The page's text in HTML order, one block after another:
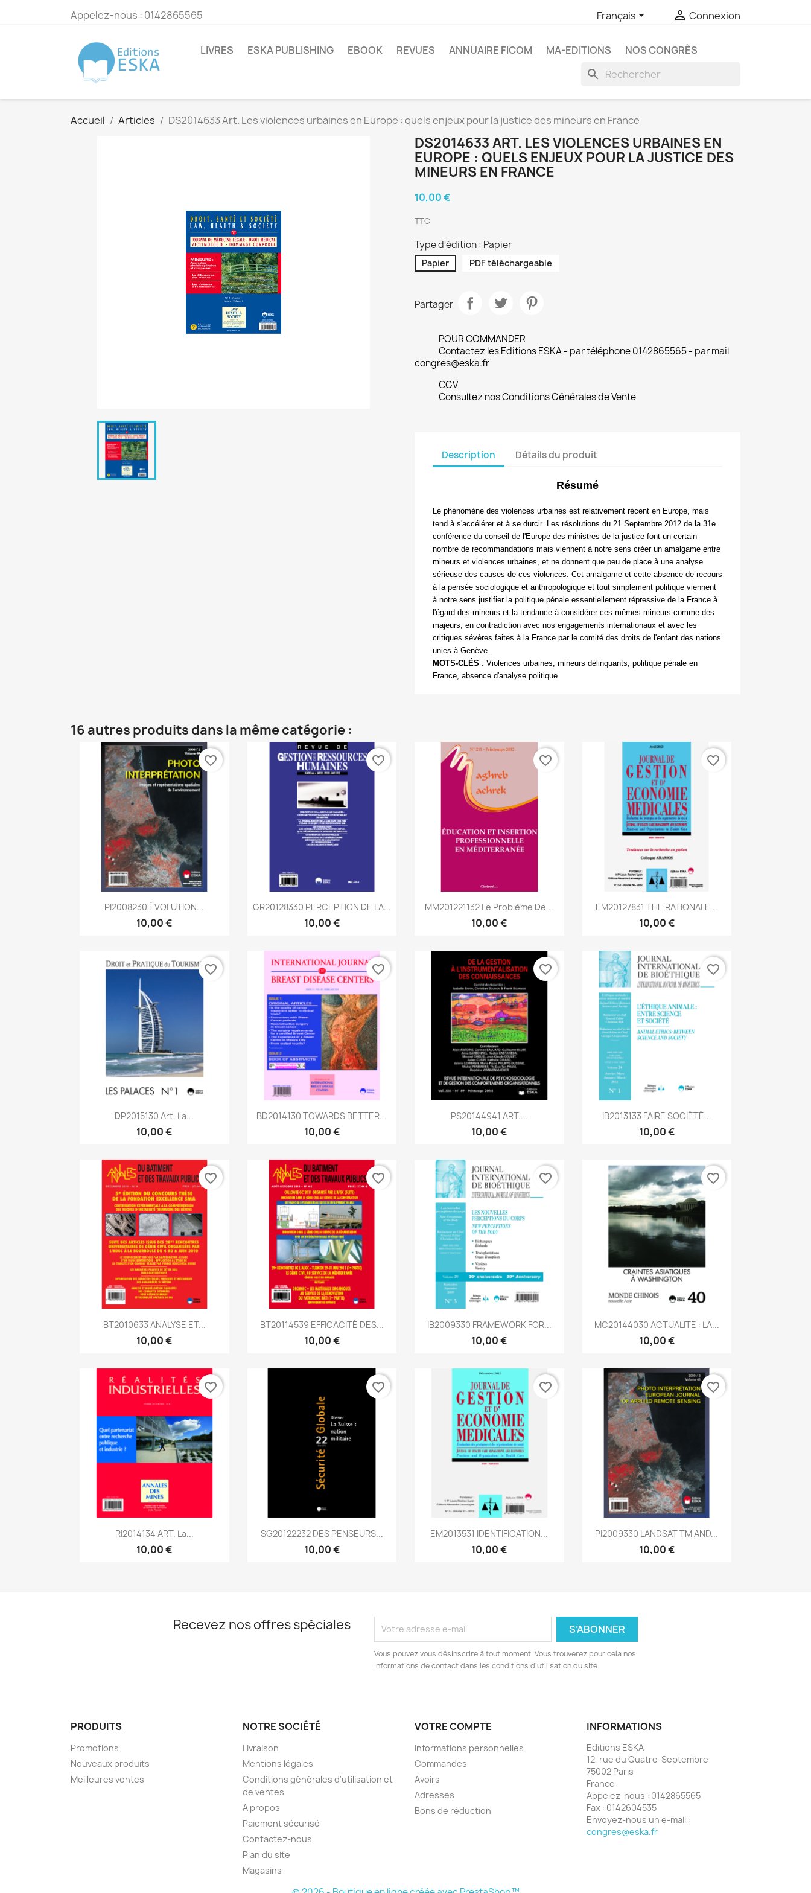
Appelez-nous : 0142865565 Français  Connexion
LIVRES ESKA PUBLISHING EBOOK REVUES ANNUAIRE FICOM MA-EDITIONS NOS CONGRÈS
search
Accueil Articles DS2014633 Art. Les violences urbaines en Europe : quels enjeux pour la justice des mineurs en France
DS2014633 ART. LES VIOLENCES URBAINES EN
EUROPE : QUELS ENJEUX POUR LA JUSTICE DES
MINEURS EN FRANCE
10,00 €
TTC
Type d'édition : Papier
Papier PDF téléchargeable
Partager
POUR COMMANDER
Contactez les Editions ESKA - par téléphone 0142865565 - par mail
congres@eska.fr
CGV
Consultez nos Conditions Générales de Vente
Description Détails du produit
Résumé
Le phénomène des violences urbaines est relativement récent en Europe, mais
tend à s'accélérer et à se durcir. Les résolutions du 21 Septembre 2012 de la 31e
conférence du conseil de l'Europe des ministres de la justice font un certain
nombre de recommandations mais viennent à notre sens créer un amalgame entre
mineurs et violences urbaines, et ne donnent que peu de place à une analyse
sérieuse des causes de ces violences. Cet amalgame et cette absence de recours
à la pensée sociologique et anthropologique et tout simplement politique viennent
à notre sens justifier la politique pénale essentiellement répressive de la France à
l'égard des mineurs et la tendance à considérer ces mêmes mineurs comme des
majeurs, en contradiction avec nos engagements internationaux et avec les
critiques sévères faites à la France par le comité des droits de l'enfant des nations
unies à Genève.
MOTS-CLÉS : Violences urbaines, mineurs délinquants, politique pénale en
France, absence d'analyse politique.
16 autres produits dans la même catégorie :
Aperçu rapide
PI2008230 ÉVOLUTION...
10,00 €
favorite_border
Aperçu rapide
GR20128330 PERCEPTION DE LA...
10,00 €
favorite_border
Aperçu rapide
MM201221132 Le Problème De...
10,00 €
favorite_border
Aperçu rapide
EM20127831 THE RATIONALE...
10,00 €
favorite_border
Aperçu rapide
DP2015130 Art. La...
10,00 €
favorite_border
Aperçu rapide
BD2014130 TOWARDS BETTER...
10,00 €
favorite_border
Aperçu rapide
PS20144941 ART....
10,00 €
favorite_border
Aperçu rapide
IB2013133 FAIRE SOCIÉTÉ...
10,00 €
favorite_border
Aperçu rapide
BT2010633 ANALYSE ET...
10,00 €
favorite_border
Aperçu rapide
BT20114539 EFFICACITÉ DES...
10,00 €
favorite_border
Aperçu rapide
IB2009330 FRAMEWORK FOR...
10,00 €
favorite_border
Aperçu rapide
MC20144030 ACTUALITE : LA...
10,00 €
favorite_border
Aperçu rapide
RI2014134 ART. La...
10,00 €
favorite_border
Aperçu rapide
SG20122232 DES PENSEURS...
10,00 €
favorite_border
Aperçu rapide
EM2013531 IDENTIFICATION...
10,00 €
favorite_border
Aperçu rapide
PI2009330 LANDSAT TM AND...
10,00 €
favorite_border
Recevez nos offres spéciales
Vous pouvez vous désinscrire à tout moment. Vous trouverez pour cela nos
informations de contact dans les conditions d'utilisation du site.
PRODUITS
Promotions
Nouveaux produits
Meilleures ventes
NOTRE SOCIÉTÉ
Livraison
Mentions légales
Conditions générales d'utilisation et
de ventes
A propos
Paiement sécurisé
Contactez-nous
Plan du site
Magasins
VOTRE COMPTE
Informations personnelles
Commandes
Avoirs
Adresses
Bons de réduction
INFORMATIONS
Editions ESKA
12, rue du Quatre-Septembre
75002 Paris
France
Appelez-nous : 0142865565
Fax : 0142604535
Envoyez-nous un e-mail :
congres@eska.fr